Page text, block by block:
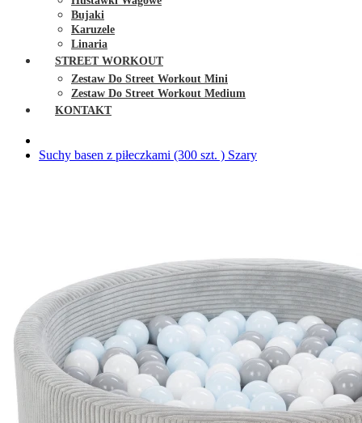
Bujaki
Karuzele
Linaria
STREET WORKOUT
Zestaw Do Street Workout Mini
Zestaw Do Street Workout Medium
KONTAKT
Suchy basen z piłeczkami (300 szt. ) Szary